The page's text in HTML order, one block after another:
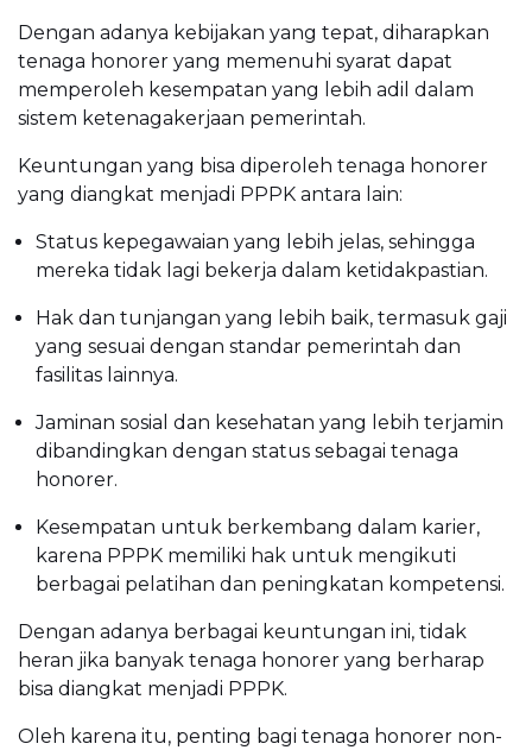
Dengan adanya kebijakan yang tepat, diharapkan
tenaga honorer yang memenuhi syarat dapat
memperoleh kesempatan yang lebih adil dalam
sistem ketenagakerjaan pemerintah.
Keuntungan yang bisa diperoleh tenaga honorer
yang diangkat menjadi PPPK antara lain:
Status kepegawaian yang lebih jelas, sehingga
mereka tidak lagi bekerja dalam ketidakpastian.
Hak dan tunjangan yang lebih baik, termasuk gaji
yang sesuai dengan standar pemerintah dan
fasilitas lainnya.
Jaminan sosial dan kesehatan yang lebih terjamin
dibandingkan dengan status sebagai tenaga
honorer.
Kesempatan untuk berkembang dalam karier,
karena PPPK memiliki hak untuk mengikuti
berbagai pelatihan dan peningkatan kompetensi.
Dengan adanya berbagai keuntungan ini, tidak
heran jika banyak tenaga honorer yang berharap
bisa diangkat menjadi PPPK.
Oleh karena itu, penting bagi tenaga honorer non-